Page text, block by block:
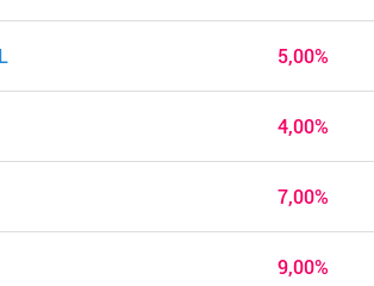
5,00%
4,00%
7,00%
9,00%